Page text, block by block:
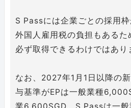
S Passには企業ごとの採用
外国人雇用税の負担もある
必ず取得できるわけではあり
なお、2027年1月1日以降の
与基準がEPは一般業種